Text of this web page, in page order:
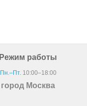
Режим работы
Пн.–Пт.10:00–18:00
город Москва